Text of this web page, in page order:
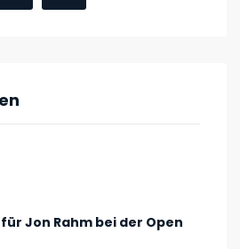
Jon Rahm bei der Open